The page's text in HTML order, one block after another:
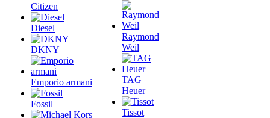
Citizen
Diesel
DKNY
Emporio armani
Fossil
Raymond
Weil
TAG
Heuer
Tissot